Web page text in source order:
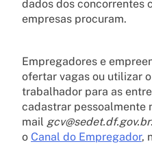
dados dos concorrentes
empresas procuram.
Empregadores e
ofertar vagas ou utilizar
trabalhador para as
cadastrar pessoalmente
mail gcv@sedet.df.gov.br
o Canal do Empregador,